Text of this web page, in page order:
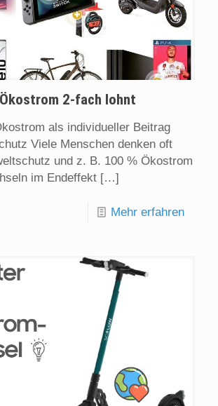
2-fach lohnt
als individueller Beitrag
Viele Menschen denken oft
und z. B. 100 % Ökostrom
im Endeffekt […]
Mehr erfahren